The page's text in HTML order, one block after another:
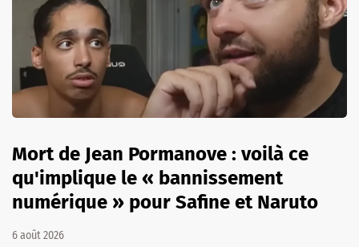
Mort de Jean Pormanove : voilà ce
qu'implique le « bannissement
numérique » pour Safine et Naruto
6 août 2026